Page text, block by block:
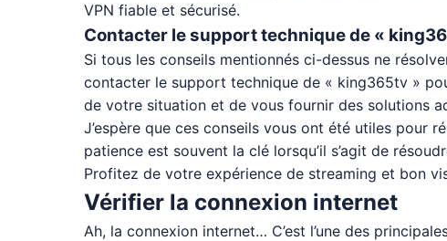
VPN fiable et sécurisé.
Contacter le support technique de «
Si tous les conseils mentionnés ci-dessus ne
contacter le support technique de « king365tv »
de votre situation et de vous fournir des solutions
J’espère que ces conseils vous ont été utiles pour
patience est souvent la clé lorsqu’il s’agit de
Profitez de votre expérience de streaming et bon
Vérifier la connexion internet
Ah, la connexion internet… C’est l’une des